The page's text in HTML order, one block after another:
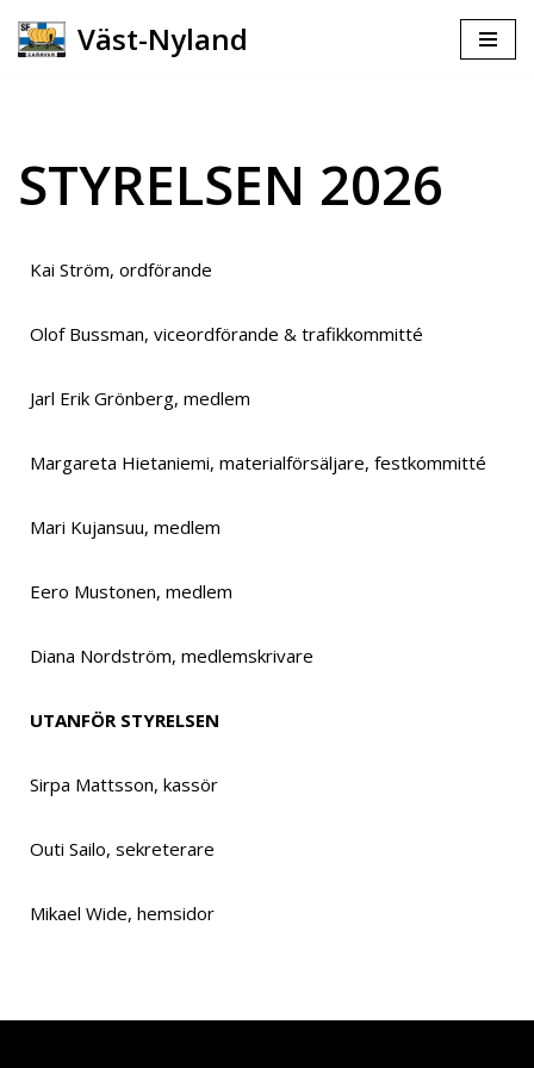
Hoppa
Väst-Nyland
STYRELSEN 2026
Kai Ström, ordförande
Olof Bussman, viceordförande & trafikkommitté
Jarl Erik Grönberg, medlem
Margareta Hietaniemi, materialförsäljare, festkommitté
Mari Kujansuu, medlem
Eero Mustonen, medlem
Diana Nordström, medlemskrivare
UTANFÖR STYRELSEN
Sirpa Mattsson, kassör
Outi Sailo, sekreterare
Mikael Wide, hemsidor